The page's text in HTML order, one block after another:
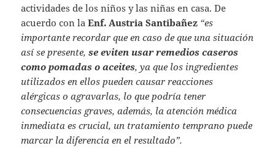
actividades de los niños y las niñas en casa. De
acuerdo con laEnf. Austria Santibañez “es
importante recordar que en caso de que una situación
así se presente, se eviten usar remedios caseros
como pomadas o aceites, ya que los ingredientes
utilizados en ellos pueden causar reacciones
alérgicas o agravarlas, lo que podría tener
consecuencias graves, además, la atención médica
inmediata es crucial, un tratamiento temprano puede
marcar la diferencia en el resultado”.